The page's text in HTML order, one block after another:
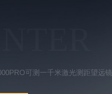
可测一千米激光测距望远镜